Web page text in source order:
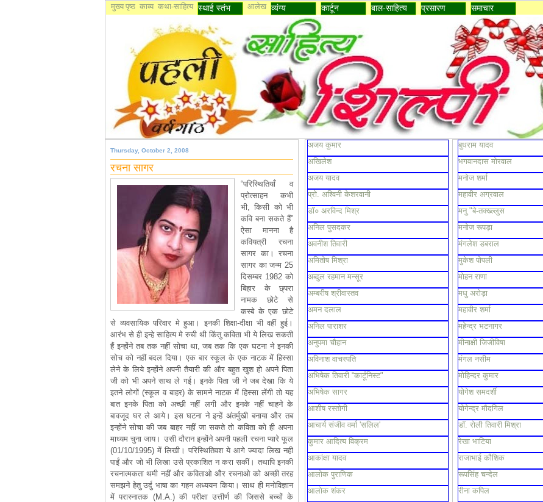
मुख्य पृष्ठ काव्य कथा-साहित्य स्थाई स्तंभ आलेख व्यंग्य कार्टून बाल-साहित्य प्रसारण समाचार
Thursday, October 2, 2008
रचना सागर
“परिस्थितियाँ व
प्रोत्साहन कभी
भी, किसी को भी
कवि बना सकते हैं”
ऐसा मानना है
कवियत्री रचना
सागर का। रचना
सागर का जन्म 25
दिसम्बर 1982 को
बिहार के छ्परा
नामक छोटे से
कस्बे के एक छोटे
से व्यवसायिक परिवार मे हुआ। इनकी शिक्षा-दीक्षा भी वहीं हुई।
आरंभ से ही इन्हे साहित्य मे रुची थी किंतु कविता भी ये लिख सकती
हैं इन्होंने तब तक नहीं सोचा था, जब तक कि एक घटना ने इनकी
सोच को नहीं बदल दिया। एक बार स्कूल के एक नाटक में हिस्सा
लेने के लिये इन्होंने अपनी तैयारी की और बहुत खुश हो अपने पिता
जी को भी अपने साथ ले गई। इनके पिता जी ने जब देखा कि ये
इतने लोगों (स्कूल व बाहर) के सामने नाटक में हिस्सा लेंगी तो यह
बात इनके पिता को अच्छी नहीं लगी और इनके नहीं चाहने के
बावजूद घर ले आये। इस घटना ने इन्हें अंतर्मुखी बनाया और तब
इन्होंने सोचा की जब बाहर नहीं जा सकते तो कविता को ही अपना
माध्यम चुना जाय। उसी दौरान इन्होंने अपनी पहली रचना प्यारे फूल
(01/10/1995) में लिखी। परिस्थितिवश ये आगे ज्यादा लिख नही
पाईं और जो भी लिखा उसे प्रकाशित न करा सकीं। तथापि इनकी
रचनात्मकता थमी नहीं और कविताओ और रचनाओ को अच्छी तरह
समझने हेतु उर्दु भाषा का गहन अध्ययन किया। साथ ही मनोविज्ञान
में परास्नातक (M.A.) की परीक्षा उत्तीर्ण की जिससे बच्चों के
बुधराम यादव
भगवानदास मोरवाल
मनोज शर्मा
महावीर अग्रवाल
मनु "बे-तक्ख्ल्लुस
मनोज रूपड़ा
मंगलेश डबराल
मुकेश पोपली
मोहन राणा
मधु अरोड़ा
महावीर शर्मा
महेन्द्र भटनागर
मीनाक्षी जिजीविषा
मंगल नसीम
मोहिन्दर कुमार
योगेश समदर्शी
योगेन्द्र मौदगिल
डॉ. रोली तिवारी मिश्रा
रेखा भाटिया
राजाभाई कौशिक
रूपसिंह चन्देल
रीना कपिल
अजय कुमार
अखिलेश
अजय यादव
प्रो. अश्विनी केशरवानी
डॉ० अरविन्द मिश्र
अनिल पुसदकर
अवनीश तिवारी
अमितोष मिश्रा
अब्दुल रहमान मन्सूर
अम्बरीष श्रीवास्तव
अमन दलाल
अनिल पाराशर
अनुपमा चौहान
अविनाश वाचस्पति
अभिषेक तिवारी “कार्टूनिस्ट"
अभिषेक सागर
आशीष रस्तोगी
आचार्य संजीव वर्मा 'सलिल'
कुमार आदित्य विक्रम
आकांक्षा यादव
आलोक पुराणिक
आलोक शंकर